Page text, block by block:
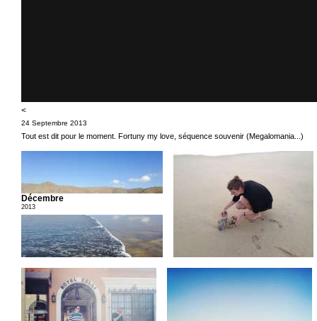
<
24 Septembre 2013
Tout est dit pour le moment. Fortuny my love, séquence souvenir (Megalomania...)
Décembre
2013